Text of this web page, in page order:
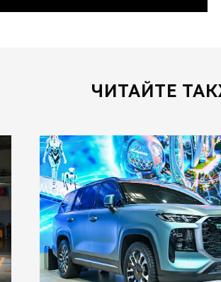
ЧИТАЙТЕ